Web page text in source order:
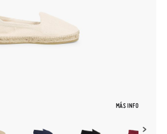
MÁS INFO